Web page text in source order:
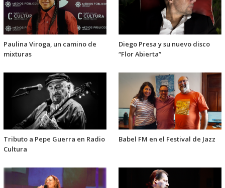
Paulina Viroga, un camino de
mixturas
Diego Presa y su nuevo disco
“Flor Abierta”
Tributo a Pepe Guerra en Radio
Cultura
Babel FM en el Festival de Jazz